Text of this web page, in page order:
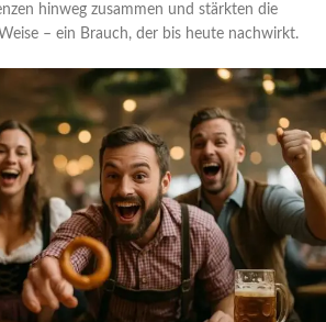
hinweg zusammen und stärkten die
– ein Brauch, der bis heute nachwirkt.